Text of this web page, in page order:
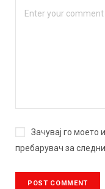
Зачувај го моето
пребарувач за